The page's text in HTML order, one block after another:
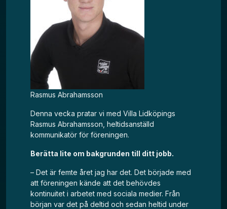
Rasmus Abrahamsson
Denna vecka pratar vi med Villa Lidköpings
Rasmus Abrahamsson, heltidsanställd
kommunikatör för föreningen.
Berätta lite om bakgrunden till ditt jobb.
– Det är femte året jag har det. Det började med
att föreningen kände att det behövdes
kontinuitet i arbetet med sociala medier. Från
början var det på deltid och sedan heltid under